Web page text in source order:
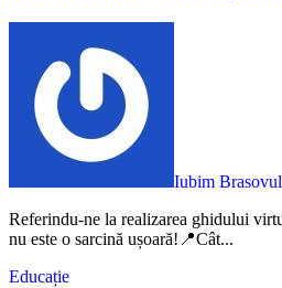
Iubim Brasovul
Referindu-ne la realizarea ghidului virtual al muzeului am realizat că
nu este o sarcină ușoară!📍Cât...
Educație